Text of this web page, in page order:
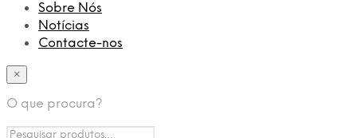
Sobre Nós
Notícias
Contacte-nos
×
O que procura?